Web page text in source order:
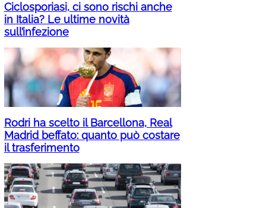
Ciclosporiasi, ci sono rischi anche
in Italia? Le ultime novità
sull’infezione
Rodri ha scelto il Barcellona, Real
Madrid beffato: quanto può costare
il trasferimento